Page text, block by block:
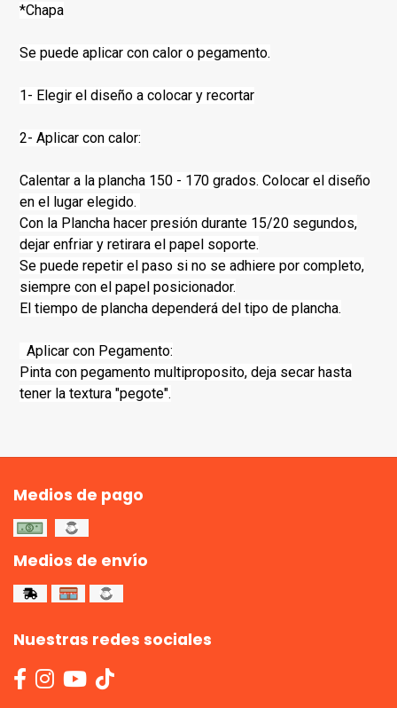
*Chapa
Se puede aplicar con calor o pegamento.
1- Elegir el diseño a colocar y recortar
2- Aplicar con calor:
Calentar a la plancha 150 - 170 grados. Colocar el diseño
en el lugar elegido.
Con la Plancha hacer presión durante 15/20 segundos,
dejar enfriar y retirara el papel soporte.
Se puede repetir el paso si no se adhiere por completo,
siempre con el papel posicionador.
El tiempo de plancha dependerá del tipo de plancha.
Aplicar con Pegamento:
Pinta con pegamento multiproposito, deja secar hasta
tener la textura "pegote".
Medios de pago
Medios de envío
Nuestras redes sociales